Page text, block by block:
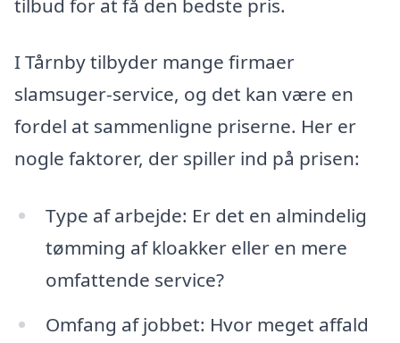
tilbud for at få den bedste pris.
I Tårnby tilbyder mange firmaer
slamsuger-service, og det kan være en
fordel at sammenligne priserne. Her er
nogle faktorer, der spiller ind på prisen:
Type af arbejde: Er det en almindelig
tømming af kloakker eller en mere
omfattende service?
Omfang af jobbet: Hvor meget affald